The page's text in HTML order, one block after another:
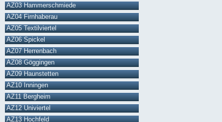
AZ03 Hammerschmiede
AZ04 Firnhaberau
AZ05 Textilviertel
AZ06 Spickel
AZ07 Herrenbach
AZ08 Göggingen
AZ09 Haunstetten
AZ10 Inningen
AZ11 Bergheim
AZ12 Univiertel
AZ13 Hochfeld